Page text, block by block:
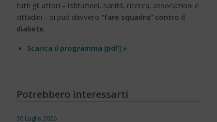
tutti gli attori – istituzioni, sanità, ricerca, associazioni e
cittadini – si può davvero “fare squadra” contro il
diabete.
Scarica il programma [pdf] »
Potrebbero interessarti
30 Luglio 2026